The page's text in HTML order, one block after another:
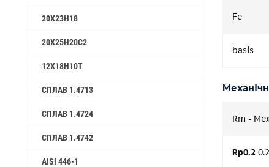
20Х23Н18
20Х25Н20С2
12Х18Н10Т
СПЛАВ 1.4713
СПЛАВ 1.4724
СПЛАВ 1.4742
AISI 446-1
Fe
basis
Rm -
Rp0.2